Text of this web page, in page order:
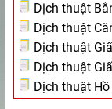
Dịch thuật
Dịch thuật
Dịch thuật
Dịch thuật
Dịch thuật